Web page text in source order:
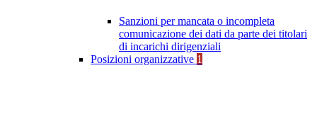
Sanzioni per mancata o incompleta
comunicazione dei dati da parte dei titolari
di incarichi dirigenziali
Posizioni organizzative 1